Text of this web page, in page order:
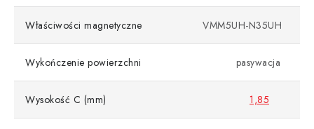
Właściwości magnetyczne VMM5UH-N35UH
Wykończenie powierzchni pasywacja
Wysokość C (mm) 1,85